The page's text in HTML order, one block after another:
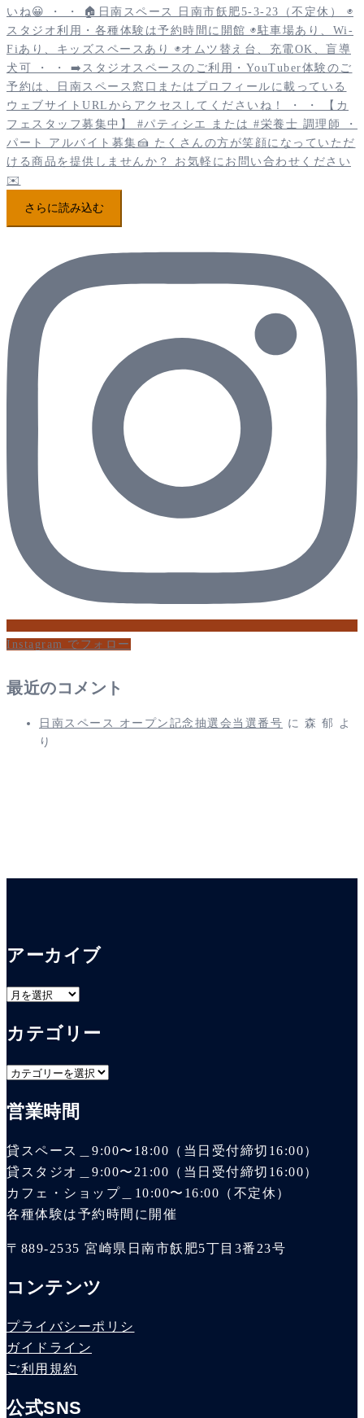
さらに読み込む
Instagram でフォロー
最近のコメント
日南スペース オープン記念抽選会当選番号 に 森 郁 よ
り
アーカイブ
ア
カ
ブ
カテゴリー
カ
ゴ
ー
営業時間
貸スペース＿9:00〜18:00（当日受付締切16:00）
貸スタジオ＿9:00〜21:00（当日受付締切16:00）
カフェ・ショップ＿10:00〜16:00（不定休）
各種体験は予約時間に開催
〒889-2535 宮崎県日南市飫肥5丁目3番23号
コンテンツ
プライバシーポリシ
ガイドライン
ご利用規約
公式SNS